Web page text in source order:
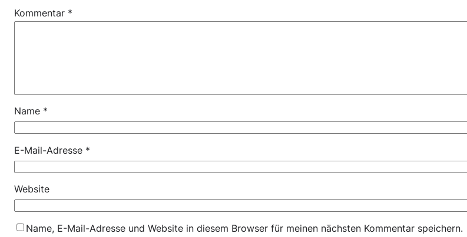
Kommentar *
Name *
E-Mail-Adresse *
Website
Name, E-Mail-Adresse und Website in diesem Browser für meinen nächsten Kommentar speichern.